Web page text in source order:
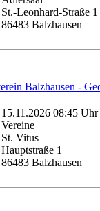
St.-Leonhard-Straße 1
86483 Balzhausen
Balzhausen -
15.11.2026 08:45 Uhr
Vereine
St. Vitus
Hauptstraße 1
86483 Balzhausen